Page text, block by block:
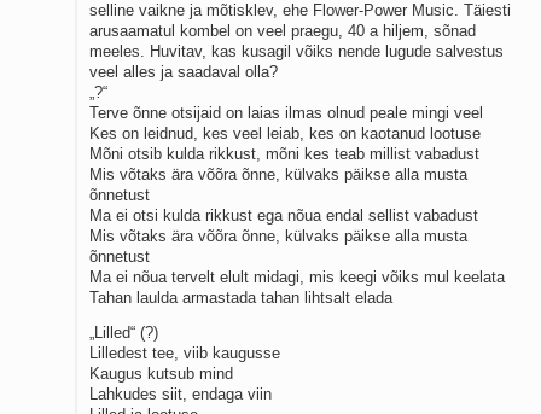
selline vaikne ja mõtisklev, ehe Flower-Power Music. Täiesti
arusaamatul kombel on veel praegu, 40 a hiljem, sõnad
meeles. Huvitav, kas kusagil võiks nende lugude salvestus
veel alles ja saadaval olla?
„?“
Terve õnne otsijaid on laias ilmas olnud peale mingi veel
Kes on leidnud, kes veel leiab, kes on kaotanud lootuse
Mõni otsib kulda rikkust, mõni kes teab millist vabadust
Mis võtaks ära võõra õnne, külvaks päikse alla musta
õnnetust
Ma ei otsi kulda rikkust ega nõua endal sellist vabadust
Mis võtaks ära võõra õnne, külvaks päikse alla musta
õnnetust
Ma ei nõua tervelt elult midagi, mis keegi võiks mul keelata
Tahan laulda armastada tahan lihtsalt elada
„Lilled“ (?)
Lilledest tee, viib kaugusse
Kaugus kutsub mind
Lahkudes siit, endaga viin